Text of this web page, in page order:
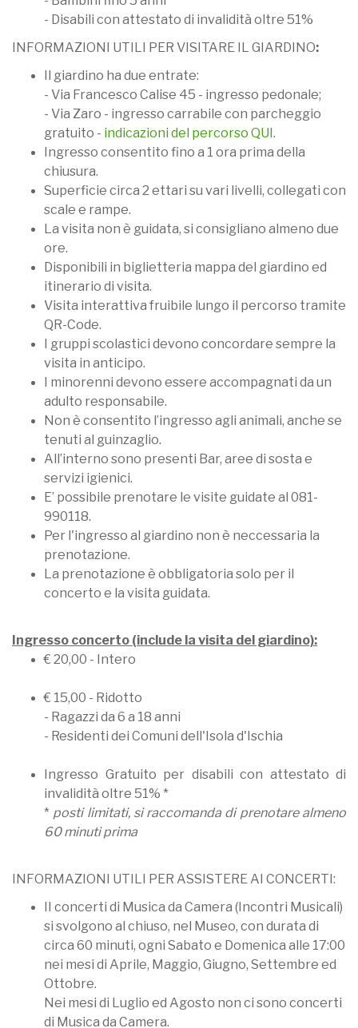
- Disabili con attestato di invalidità oltre 51%
INFORMAZIONI UTILI PER VISITARE IL GIARDINO:
Il giardino ha due entrate:
- Via Francesco Calise 45 - ingresso pedonale;
- Via Zaro - ingresso carrabile con parcheggio
gratuito - indicazioni del percorso QUI.
Ingresso consentito fino a 1 ora prima della
chiusura.
Superficie circa 2 ettari su vari livelli, collegati con
scale e rampe.
La visita non è guidata, si consigliano almeno due
ore.
Disponibili in biglietteria mappa del giardino ed
itinerario di visita.
Visita interattiva fruibile lungo il percorso tramite
QR-Code.
I gruppi scolastici devono concordare sempre la
visita in anticipo.
I minorenni devono essere accompagnati da un
adulto responsabile.
Non è consentito l’ingresso agli animali, anche se
tenuti al guinzaglio.
All’interno sono presenti Bar, aree di sosta e
servizi igienici.
E’ possibile prenotare le visite guidate al 081-
990118.
Per l'ingresso al giardino non è neccessaria la
prenotazione.
La prenotazione è obbligatoria solo per il
concerto e la visita guidata.
Ingresso concerto (include la visita del giardino):
€ 20,00 - Intero
€ 15,00 - Ridotto
- Ragazzi da 6 a 18 anni
- Residenti dei Comuni dell'Isola d'Ischia
Ingresso Gratuito per disabili con attestato di
invalidità oltre 51% *
* posti limitati, si raccomanda di prenotare almeno
60 minuti prima
INFORMAZIONI UTILI PER ASSISTERE AI CONCERTI:
II concerti di Musica da Camera (Incontri Musicali)
si svolgono al chiuso, nel Museo, con durata di
circa 60 minuti, ogni Sabato e Domenica alle 17:00
nei mesi di Aprile, Maggio, Giugno, Settembre ed
Ottobre.
Nei mesi di Luglio ed Agosto non ci sono concerti
di Musica da Camera.